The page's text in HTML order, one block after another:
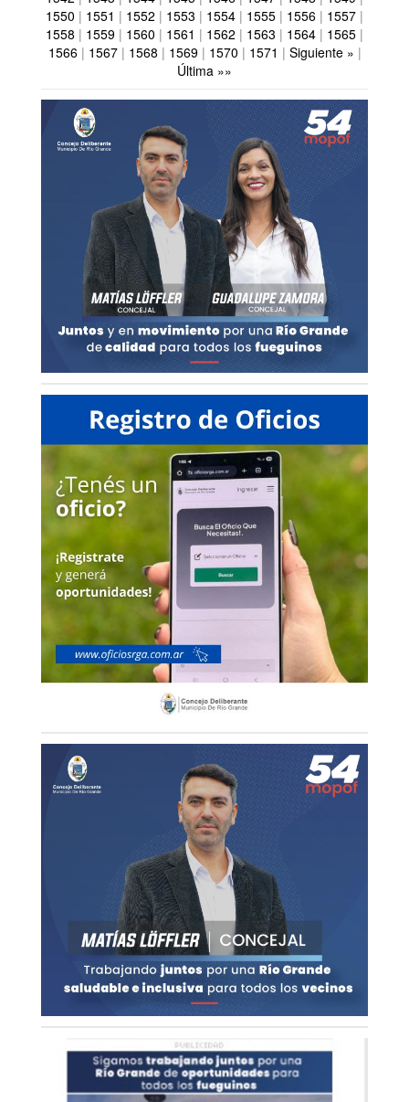
1550 | 1551 | 1552 | 1553 | 1554 | 1555 | 1556 | 1557 |
1558 | 1559 | 1560 | 1561 | 1562 | 1563 | 1564 | 1565 |
1566| 1567| 1568 | 1569| 1570 | 1571 | Siguiente » |
Última »»